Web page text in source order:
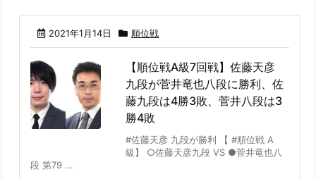
2021年1月14日 順位戦
【順位戦A級7回戦】佐藤天彦
九段が菅井竜也八段に勝利、佐
藤九段は4勝3敗、菅井八段は3
勝4敗
#佐藤天彦 九段が勝利 【 #順位戦 A
級】 ○佐藤天彦九段 VS ●菅井竜也八
段 第79 ...